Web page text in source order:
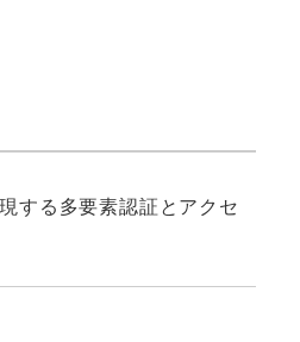
する多要素認証とアクセ